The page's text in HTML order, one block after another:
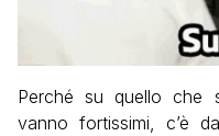
Perché su quello che
vanno fortissimi, c’è